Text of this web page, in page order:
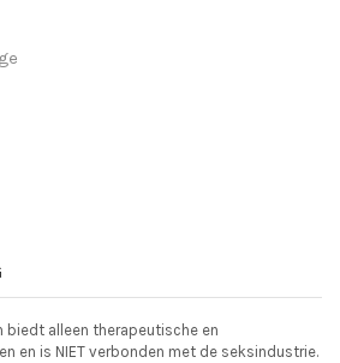
biedt alleen therapeutische en
en is NIET verbonden met de seksindustrie.